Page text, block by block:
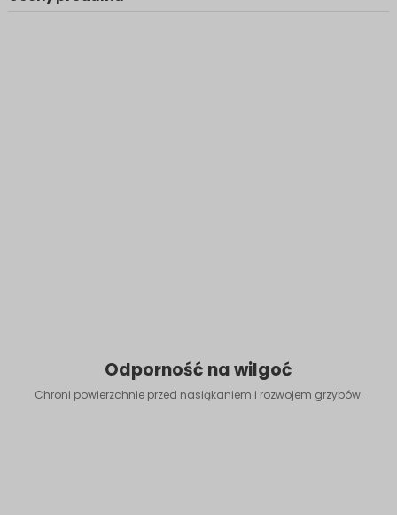
Odporność na wilgoć
Chroni powierzchnie przed nasiąkaniem i rozwojem grzybów.